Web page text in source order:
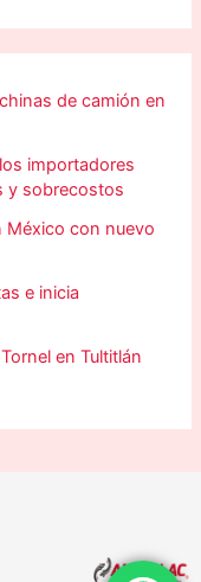
de camión en
importadores
y sobrecostos
México con nuevo
e inicia
en Tultitlán